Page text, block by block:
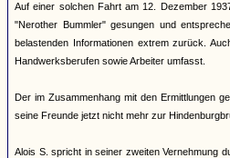
Auf einer solchen Fahrt am 12. Dezember
"Nerother Bummler" gesungen und
belastenden Informationen extrem zurück.
Handwerksberufen sowie Arbeiter umfasst.
Der im Zusammenhang mit den Ermittlungen
seine Freunde jetzt nicht mehr zur
Alois S. spricht in seiner zweiten Vernehmung